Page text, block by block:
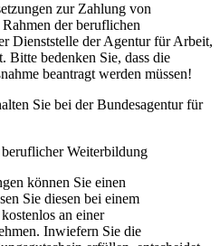
zur Zahlung von
der beruflichen
Dienststelle der Agentur für Arbeit,
bedenken Sie, dass die
beantragt werden müssen!
Sie bei der Bundesagentur für
Weiterbildung
können Sie einen
Sie diesen bei einem
an einer
Inwiefern Sie die